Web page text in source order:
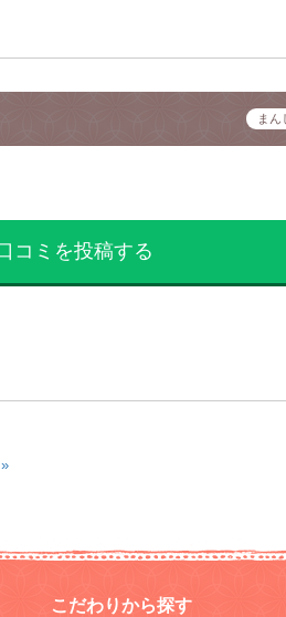
まん
コミを投稿する
こだわりから探す